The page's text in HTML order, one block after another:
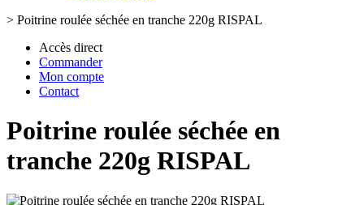
> Poitrine roulée séchée en tranche 220g RISPAL
Accès direct
Commander
Mon compte
Contact
Poitrine roulée séchée en
tranche 220g RISPAL